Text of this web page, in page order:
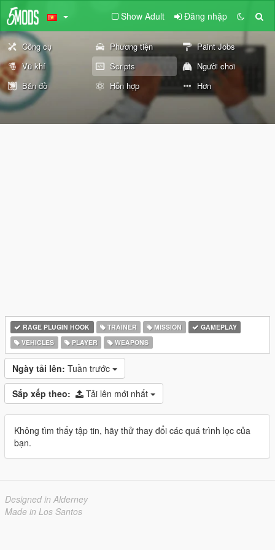
Show Adult Đăng nhập
Công cụ Phương tiện
Paint Jobs
Vũ khí
Scripts
Người chơi
Bản đồ
Hỗn hợp Hơn
RAGE PLUGIN HOOK TRAINER MISSION
GAMEPLAY
VEHICLES
PLAYER WEAPONS
Ngày tải lên: Tuần trước
Sắp xếp theo: Tải lên mới nhất
Không tìm thấy tập tin, hãy thử thay đổi các quá trình lọc của
bạn.
Designed in Alderney
Made in Los Santos